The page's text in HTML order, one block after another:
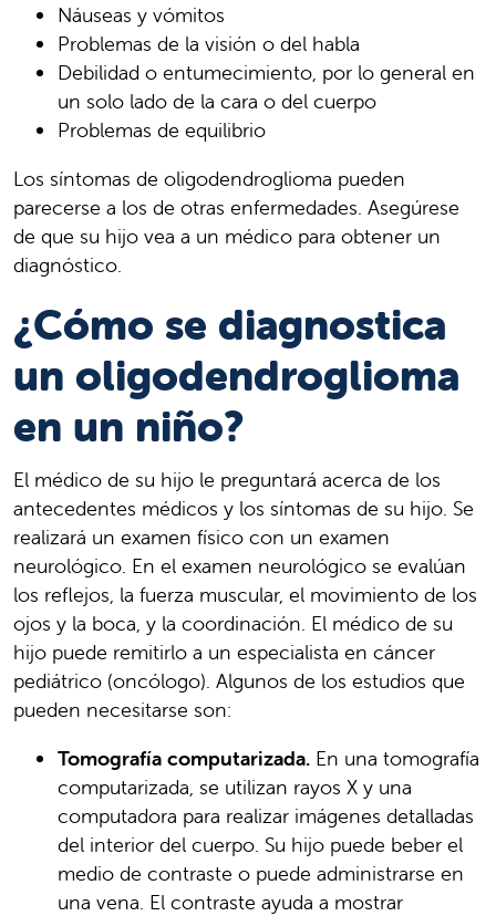
Náuseas y vómitos
Problemas de la visión o del habla
Debilidad o entumecimiento, por lo general en
un solo lado de la cara o del cuerpo
Problemas de equilibrio
Los síntomas de oligodendroglioma pueden
parecerse a los de otras enfermedades. Asegúrese
de que su hijo vea a un médico para obtener un
diagnóstico.
¿Cómo se diagnostica
un oligodendroglioma
en un niño?
El médico de su hijo le preguntará acerca de los
antecedentes médicos y los síntomas de su hijo. Se
realizará un examen físico con un examen
neurológico. En el examen neurológico se evalúan
los reflejos, la fuerza muscular, el movimiento de los
ojos y la boca, y la coordinación. El médico de su
hijo puede remitirlo a un especialista en cáncer
pediátrico (oncólogo). Algunos de los estudios que
pueden necesitarse son:
Tomografía computarizada. En una tomografía
computarizada, se utilizan rayos X y una
computadora para realizar imágenes detalladas
del interior del cuerpo. Su hijo puede beber el
medio de contraste o puede administrarse en
una vena. El contraste ayuda a mostrar